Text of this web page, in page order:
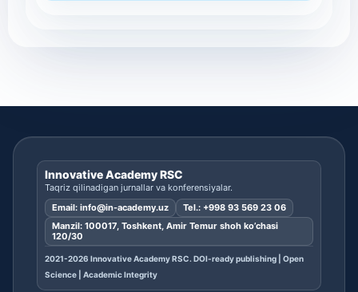
Innovative Academy RSC
Taqriz qilinadigan jurnallar va konferensiyalar.
Email: info@in-academy.uz Tel.: +998 93 569 23 06
Manzil: 100017, Toshkent, Amir Temur shoh ko’chasi
120/30
2021-2026 Innovative Academy RSC. DOI-ready publishing | Open
Science | Academic Integrity